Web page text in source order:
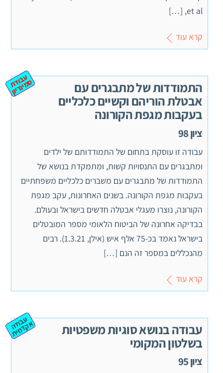
et al, […]
קרא עוד
התמודדות של מתבגרים עם
אבטלת הוריהם וקשיים כלכליים
בעקבות מגפת הקורונה
ציון 98
ע
ב
וד
ת
ס
מ
ינ
ר
יון
עבודה זו עוסקת בתחום של התמודדותם של ילדים
ומתבגרים עם התנסויות קשות, ומתמקדת בנושא של
התמודדות של מתבגרים עם משברים כלכליים משפחתיים
בעקבות מגפת הקורונה. בשנים האחרונות, עקב מגפת
הקורונה, נוצרו מעגלי אבטלה חדשים בישראל ובעולם.
בבדיקה אחרונה של הביטוח הלאומי מספר המובטלים
בישראל נאמד בכ-75 אלף איש (אילן, 1.3.21). רבים
מהנכללים במספר זה הנם […]
קרא עוד
עבודה בנושא סוגיות משפטיות
בשלטון המקומי
ציון 95
ע
ב
וד
ה
א
ק
ד
מ
ית